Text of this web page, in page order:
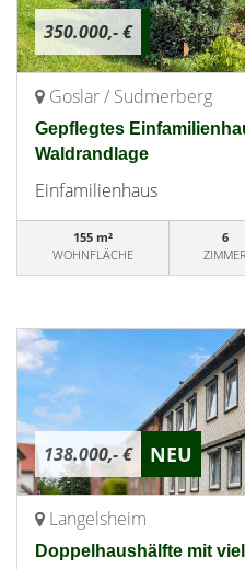
350.000,- €
Goslar / Sudmerberg
Gepflegtes
Waldrandlage
Einfamilienhaus
155 m²
WOHNFLÄCHE
6
ZIMMER
138.000,- € NEU
Langelsheim
Doppelhaushälfte mit